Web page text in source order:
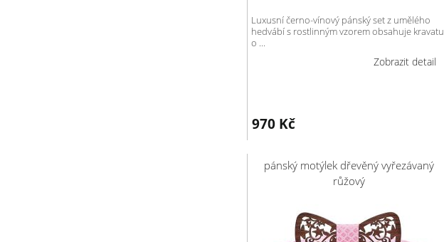
Luxusní černo-vínový pánský set z umělého
hedvábí s rostlinným vzorem obsahuje kravatu
o ...
Zobrazit detail
970 Kč
pánský motýlek dřevěný vyřezávaný
růžový